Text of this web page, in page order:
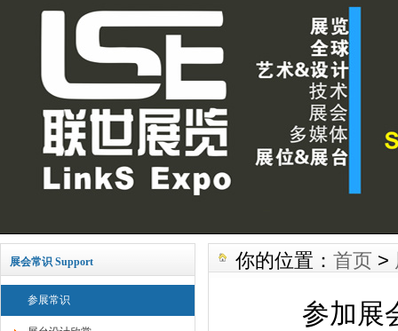
展会常识 Support
参展常识
你的位置： 首页 >
参加展